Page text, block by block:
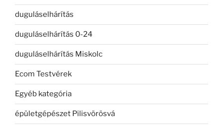
duguláselhárítás
duguláselhárítás 0-24
duguláselhárítás Miskolc
Ecom Testvérek
Egyéb kategória
épületgépészet Pilisvörösvá